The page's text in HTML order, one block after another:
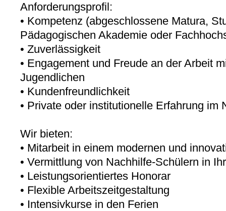
Anforderungsprofil:
• Kompetenz (abgeschlossene Matura,
Pädagogischen Akademie oder
• Zuverlässigkeit
• Engagement und Freude an der Arbeit
Jugendlichen
• Kundenfreundlichkeit
• Private oder institutionelle Erfahrung im
Wir bieten:
• Mitarbeit in einem modernen und
• Vermittlung von Nachhilfe-Schülern in
• Leistungsorientiertes Honorar
• Flexible Arbeitszeitgestaltung
• Intensivkurse in den Ferien